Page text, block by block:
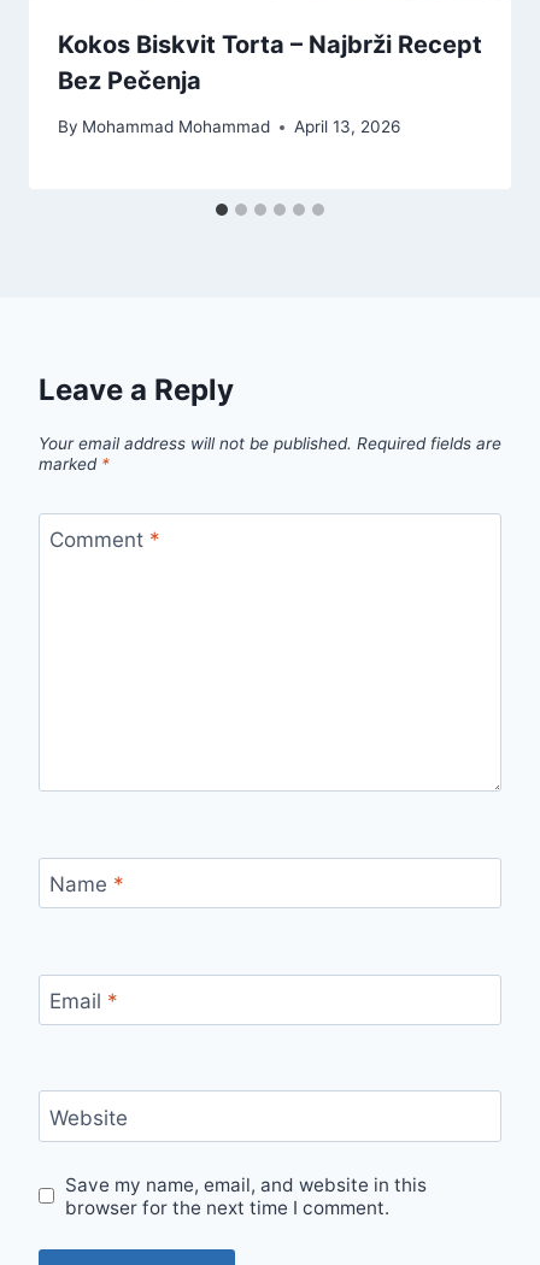
Kokos Biskvit Torta – Najbrži Recept
Bez Pečenja
By Mohammad Mohammad April 13, 2026
Leave a Reply
Your email address will not be published. Required fields are
marked *
Comment *
Name *
Email *
Website
Save my name, email, and website in this
browser for the next time I comment.